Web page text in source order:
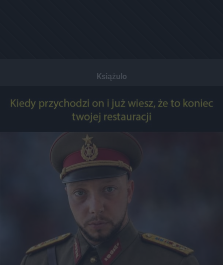
Książulo